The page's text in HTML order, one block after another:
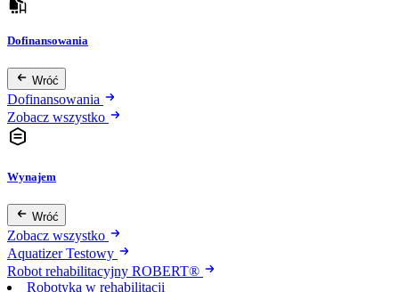
Dofinansowania
Wróć
Dofinansowania
Zobacz wszystko
Wynajem
Wróć
Zobacz wszystko
Aquatizer Testowy
Robot rehabilitacyjny ROBERT®
Robotyka w rehabilitacji